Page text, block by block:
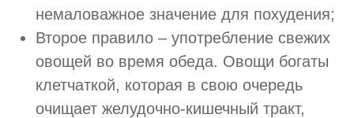
немаловажное значение для похудения;
Второе правило – употребление свежих
овощей во время обеда. Овощи богаты
клетчаткой, которая в свою очередь
очищает желудочно-кишечный тракт,